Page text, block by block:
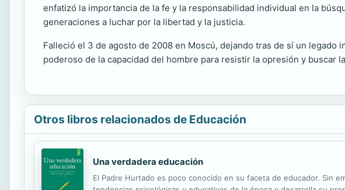
enfatizó la importancia de la fe y la responsabilidad individual en la
generaciones a luchar por la libertad y la justicia.
Falleció el 3 de agosto de 2008 en Moscú, dejando tras de sí un
poderoso de la capacidad del hombre para resistir la opresión y buscar
Otros libros relacionados de Educación
Una verdadera educación
El Padre Hurtado es poco conocido en su faceta de educador. Sin